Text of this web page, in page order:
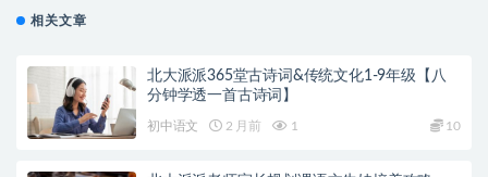
相关文章
北大派派365堂古诗词&传统文化1-9年级【八
分钟学透一首古诗词】
初中语文 2 月前 1 10